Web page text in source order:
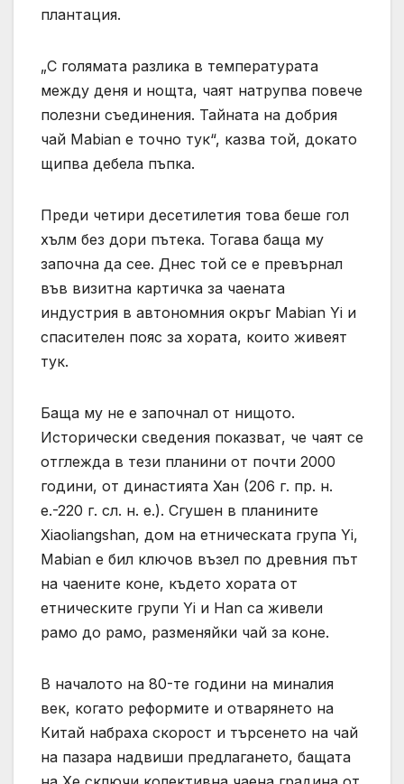
плантация.
„С голямата разлика в температурата
между деня и нощта, чаят натрупва повече
полезни съединения. Тайната на добрия
чай Mabian е точно тук“, казва той, докато
щипва дебела пъпка.
Преди четири десетилетия това беше гол
хълм без дори пътека. Тогава баща му
започна да сее. Днес той се е превърнал
във визитна картичка за чаената
индустрия в автономния окръг Mabian Yi и
спасителен пояс за хората, които живеят
тук.
Баща му не е започнал от нищото.
Исторически сведения показват, че чаят се
отглежда в тези планини от почти 2000
години, от династията Хан (206 г. пр. н.
е.-220 г. сл. н. е.). Сгушен в планините
Xiaoliangshan, дом на етническата група Yi,
Mabian е бил ключов възел по древния път
на чаените коне, където хората от
етническите групи Yi и Han са живели
рамо до рамо, разменяйки чай за коне.
В началото на 80-те години на миналия
век, когато реформите и отварянето на
Китай набраха скорост и търсенето на чай
на пазара надвиши предлагането, бащата